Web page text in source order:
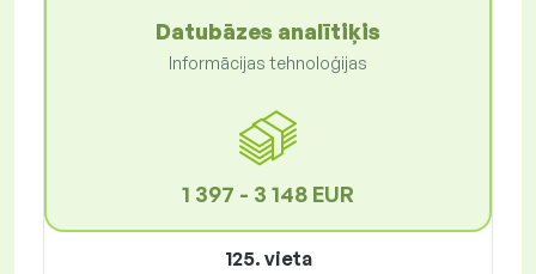
Datubāzes analītiķis
Informācijas tehnoloģijas
1 397 - 3 148 EUR
125. vieta